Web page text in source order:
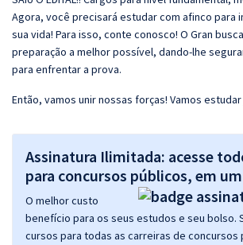
Agora, você precisará estudar com afinco para
sua vida! Para isso, conte conosco! O Gran
preparação a melhor possível, dando-lhe
para enfrentar a prova.
Então, vamos unir nossas forças! Vamos
Assinatura Ilimitada: acesse
para concursos públicos, em
O melhor custo
benefício para os seus estudos e seu bolso.
cursos para todas as carreiras de concursos